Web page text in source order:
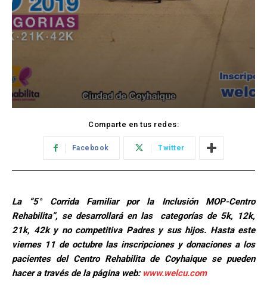
Comparte en tus redes:
Facebook Twitter
La “5° Corrida Familiar por la Inclusión MOP-Centro
Rehabilita”, se desarrollará en las categorías de 5k, 12k,
21k, 42k y no competitiva Padres y sus hijos. Hasta este
viernes 11 de octubre las inscripciones y donaciones a los
pacientes del Centro Rehabilita de Coyhaique se pueden
hacer a través de la página web: www.welcu.com